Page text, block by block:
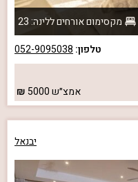
מקסימום אורחים ללינה: 23
טלפון: 052-9095038
אמצ״ש5000
יבנאל